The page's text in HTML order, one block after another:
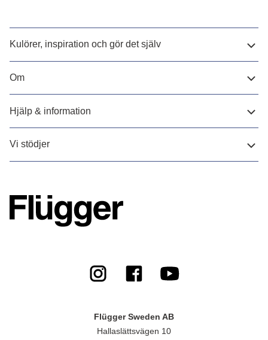
Kulörer, inspiration och gör det själv
Om
Hjälp & information
Vi stödjer
Flügger Sweden AB
Hallaslättsvägen 10